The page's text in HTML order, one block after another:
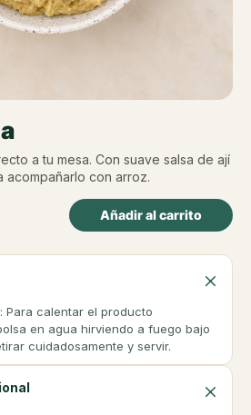
a tu mesa. Con suave salsa de ají
acompañarlo con arroz.
Añadir al carrito
Para calentar el producto
en agua hirviendo a fuego bajo
cuidadosamente y servir.